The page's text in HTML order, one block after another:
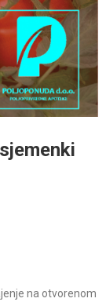
na otvorenom